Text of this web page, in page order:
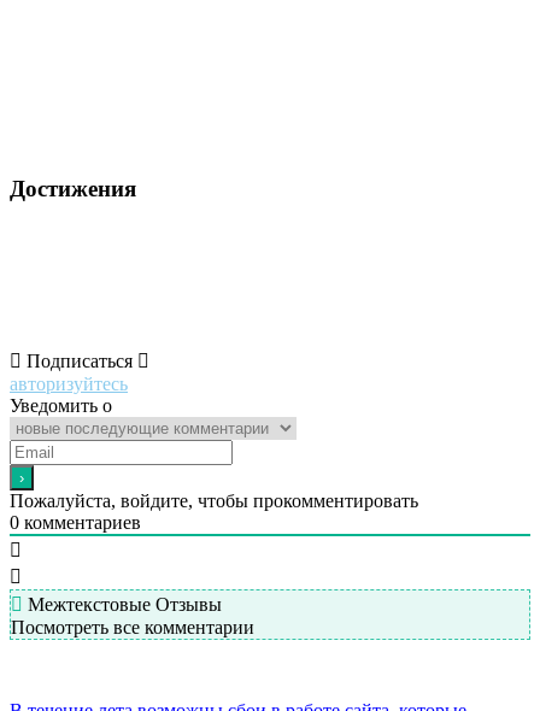
Достижения
Подписаться
авторизуйтесь
Уведомить о
Пожалуйста, войдите, чтобы прокомментировать
0 комментариев
Межтекстовые Отзывы
Посмотреть все комментарии